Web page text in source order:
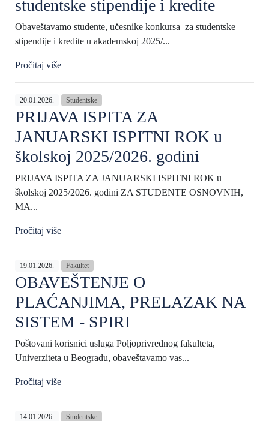
studentske stipendije i kredite
Obaveštavamo studente, učesnike konkursa za studentske
stipendije i kredite u akademskoj 2025/...
Pročitaj više
20.01.2026. Studentske
PRIJAVA ISPITA ZA
JANUARSKI ISPITNI ROK u
školskoj 2025/2026. godini
PRIJAVA ISPITA ZA JANUARSKI ISPITNI ROK u
školskoj 2025/2026. godini ZA STUDENTE OSNOVNIH,
MA...
Pročitaj više
19.01.2026. Fakultet
OBAVEŠTENJE O
PLAĆANJIMA, PRELAZAK NA
SISTEM - SPIRI
Poštovani korisnici usluga Poljoprivrednog fakulteta,
Univerziteta u Beogradu, obaveštavamo vas...
Pročitaj više
14.01.2026. Studentske